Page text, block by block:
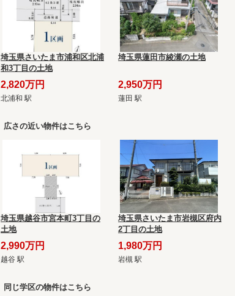
埼玉県さいたま市浦和区北浦
和3丁目の土地
2,820万円
北浦和 駅
埼玉県蓮田市綾瀬の土地
2,950万円
蓮田 駅
広さの近い物件はこちら
埼玉県越谷市宮本町3丁目の
土地
2,990万円
越谷 駅
埼玉県さいたま市岩槻区府内
2丁目の土地
1,980万円
岩槻 駅
同じ学区の物件はこちら